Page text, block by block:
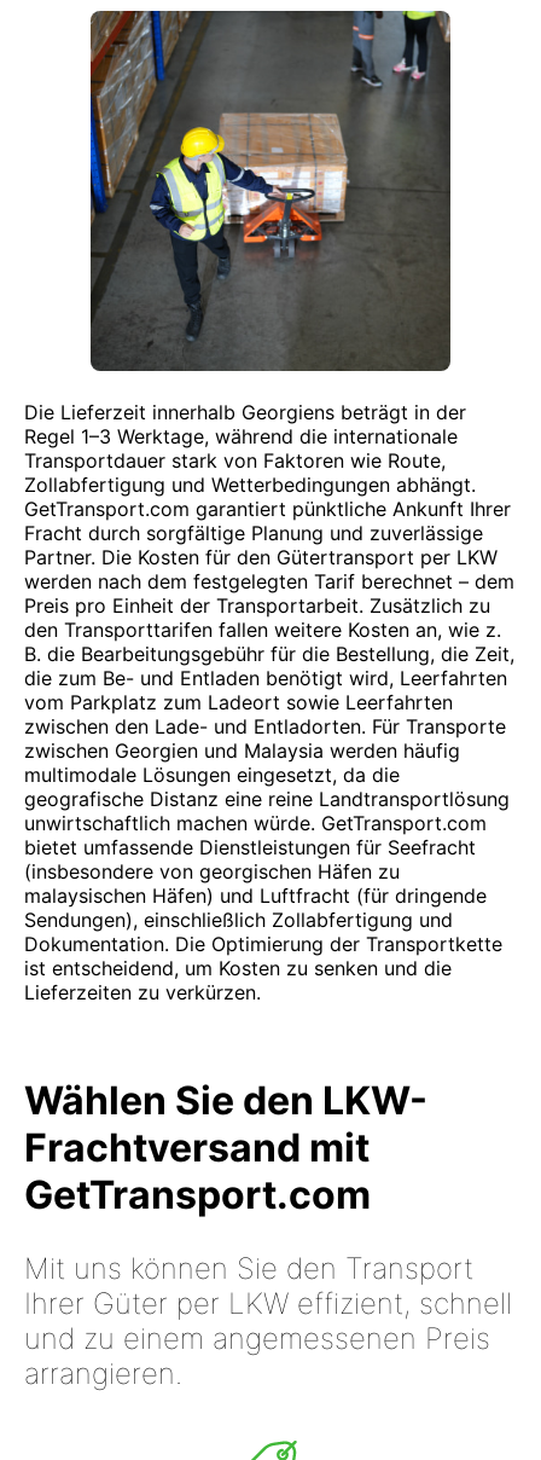
Die Lieferzeit innerhalb Georgiens beträgt in der
Regel 1–3 Werktage, während die internationale
Transportdauer stark von Faktoren wie Route,
Zollabfertigung und Wetterbedingungen abhängt.
GetTransport.com garantiert pünktliche Ankunft Ihrer
Fracht durch sorgfältige Planung und zuverlässige
Partner. Die Kosten für den Gütertransport per LKW
werden nach dem festgelegten Tarif berechnet – dem
Preis pro Einheit der Transportarbeit. Zusätzlich zu
den Transporttarifen fallen weitere Kosten an, wie z.
B. die Bearbeitungsgebühr für die Bestellung, die Zeit,
die zum Be- und Entladen benötigt wird, Leerfahrten
vom Parkplatz zum Ladeort sowie Leerfahrten
zwischen den Lade- und Entladorten. Für Transporte
zwischen Georgien und Malaysia werden häufig
multimodale Lösungen eingesetzt, da die
geografische Distanz eine reine Landtransportlösung
unwirtschaftlich machen würde. GetTransport.com
bietet umfassende Dienstleistungen für Seefracht
(insbesondere von georgischen Häfen zu
malaysischen Häfen) und Luftfracht (für dringende
Sendungen), einschließlich Zollabfertigung und
Dokumentation. Die Optimierung der Transportkette
ist entscheidend, um Kosten zu senken und die
Lieferzeiten zu verkürzen.
Wählen Sie den LKW-
Frachtversand mit
GetTransport.com
Mit uns können Sie den Transport
Ihrer Güter per LKW effizient, schnell
und zu einem angemessenen Preis
arrangieren.